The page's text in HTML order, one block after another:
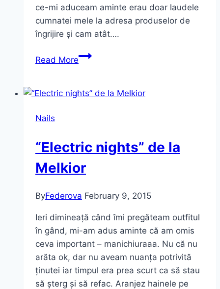
ce-mi aduceam aminte erau doar laudele
cumnatei mele la adresa produselor de
îngrijire și cam atât….
Read MoreMachiaj
mele
up
la
Nails
“Electric nights” de la
Melkior
ByFederova February 9, 2015
Ieri dimineață când îmi pregăteam outfitul
în gând, mi-am adus aminte că am omis
ceva important – manichiuraaa. Nu că nu
arăta ok, dar nu aveam nuanța potrivită
ținutei iar timpul era prea scurt ca să stau
să șterg și să refac. Aranjez hainele pe